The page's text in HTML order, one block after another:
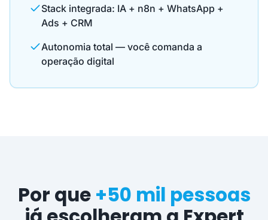
Stack integrada: IA + n8n + WhatsApp +
Ads + CRM
Autonomia total — você comanda a
operação digital
Por que +50 mil pessoas